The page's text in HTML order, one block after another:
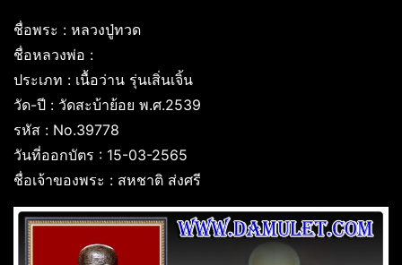
ชื่อพระ : หลวงปู่ทวด
ชื่อหลวงพ่อ :
ประเภท : เนื้อว่าน รุ่นเสิ่นเจิ้น
วัด-ปี : วัดสะบ้าย้อย พ.ศ.2539
รหัส : No.39778
วันที่ออกบัตร : 15-03-2565
ชื่อเจ้าของพระ : สหชาติ ส่งศรี